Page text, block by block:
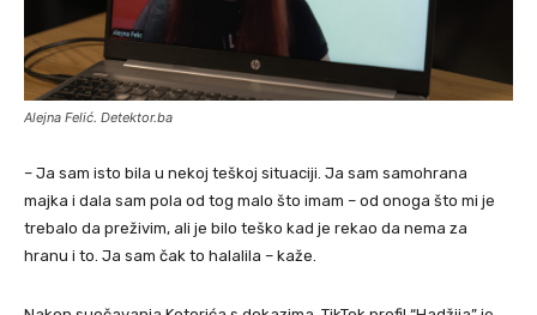
Alejna Felić. Detektor.ba
– Ja sam isto bila u nekoj teškoj situaciji. Ja sam samohrana
majka i dala sam pola od tog malo što imam – od onoga što mi je
trebalo da preživim, ali je bilo teško kad je rekao da nema za
hranu i to. Ja sam čak to halalila – kaže.